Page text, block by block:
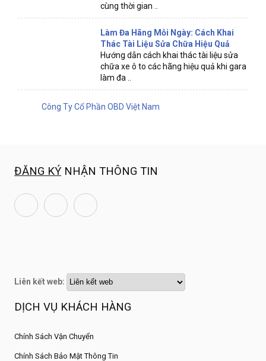
cùng thời gian ..
Làm Đa Hãng Mỗi Ngày: Cách Khai
Thác Tài Liệu Sửa Chữa Hiệu Quả
Hướng dẫn cách khai thác tài liệu sửa
chữa xe ô to các hãng hiệu quả khi gara
làm đa ..
Công Ty Cổ Phần OBD Việt Nam
ĐĂNG KÝ NHẬN THÔNG TIN
Liên kết web:
DỊCH VỤ KHÁCH HÀNG
Chính Sách Vận Chuyển
Chính Sách Bảo Mật Thông Tin